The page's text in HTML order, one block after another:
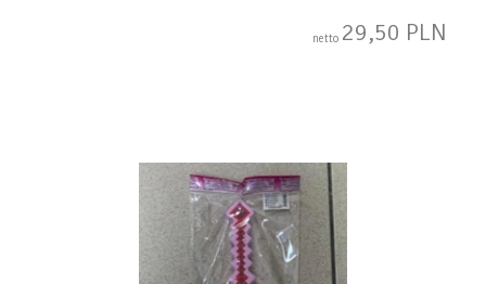
netto 29,50 PLN